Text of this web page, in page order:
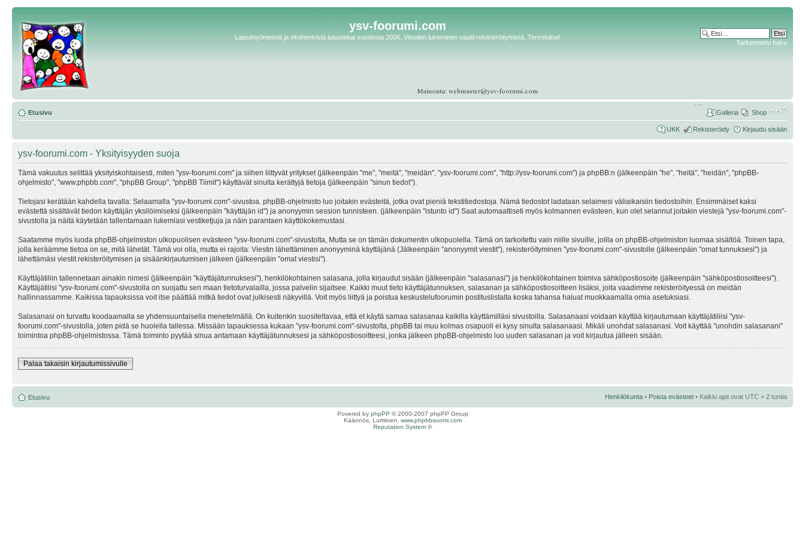
ysv-foorumi.com
Lapsimyönteistä ja ekohenkistä jutustelua vuodesta 2006. Viestien lukeminen vaatii rekisteröitymistä. Tervetuloa!
Tarkennettu haku
Etusivu Shop
Galleria
UKK Rekisteröidy Kirjaudu sisään
ysv-foorumi.com - Yksityisyyden suoja
Tämä vakuutus selittää yksityiskohtaisesti, miten "ysv-foorumi.com" ja siihen liittyvät yritykset (jälkeenpäin "me", "meitä", "meidän", "ysv-foorumi.com", "http://ysv-foorumi.com") ja phpBB:n (jälkeenpäin "he", "heitä", "heidän", "phpBB-
ohjelmisto", "www.phpbb.com", "phpBB Group", "phpBB Tiimit") käyttävät sinulta kerättyjä tietoja (jälkeenpäin "sinun tiedot").
Tietojasi kerätään kahdella tavalla: Selaamalla "ysv-foorumi.com"-sivustoa. phpBB-ohjelmisto luo joitakin evästeitä, jotka ovat pieniä tekstitiedostoja. Nämä tiedostot ladataan selaimesi väliaikaisiin tiedostoihin. Ensimmäiset kaksi
evästettä sisältävät tiedon käyttäjän yksilöimiseksi (jälkeenpäin "käyttäjän id") ja anonyymin session tunnisteen. (jälkeenpäin "istunto id") Saat automaattiseti myös kolmannen evästeen, kun olet selannut joitakin viestejä "ysv-foorumi.com"-
sivustolla ja näitä käytetään tallentamaan lukemiasi vestiketjuja ja näin parantaen käyttökokemustasi.
Saatamme myös luoda phpBB-ohjelmiston ulkopuolisen evästeen "ysv-foorumi.com"-sivustolta, Mutta se on tämän dokumentin ulkopuolella. Tämä on tarkoitettu vain niille sivuille, joilla on phpBB-ohjelmiston luomaa sisältöä. Toinen tapa,
jolla keräämme tietoa on se, mitä lähetät. Tämä voi olla, mutta ei rajoita: Viestin lähettäminen anonyyminä käyttäjänä (Jälkeenpäin "anonyymit viestit"), rekisteröityminen "ysv-foorumi.com"-sivustolle (jälkeenpäin "omat tunnuksesi") ja
lähettämäsi viestit rekisteröitymisen ja sisäänkirjautumisen jälkeen (jälkeenpäin "omat viestisi").
Käyttäjätiliin tallennetaan ainakin nimesi (jälkeenpäin "käyttäjätunnuksesi"), henkilökohtainen salasana, jolla kirjaudut sisään (jälkeenpäin "salasanasi") ja henkilökohtainen toimiva sähköpostiosoite (jälkeenpäin "sähköpostiosoitteesi").
Käyttäjätilisi "ysv-foorumi.com"-sivustolla on suojattu sen maan tietoturvalailla, jossa palvelin sijaitsee. Kaikki muut tieto käyttäjätunnuksen, salasanan ja sähköpostiosoitteen lisäksi, joita vaadimme rekisteröityessä on meidän
hallinnassamme. Kaikissa tapauksissa voit itse päättää mitkä tiedot ovat julkisesti näkyvillä. Voit myös liittyä ja poistua keskustelufoorumin postituslistalta koska tahansa haluat muokkaamalla omia asetuksiasi.
Salasanasi on turvattu koodaamalla se yhdensuuntaisella menetelmällä. On kuitenkin suositeltavaa, että et käytä samaa salasanaa kaikilla käyttämilläsi sivustoilla. Salasanaasi voidaan käyttää kirjautumaan käyttäjätiliisi "ysv-
foorumi.com"-sivustolla, joten pidä se huolella tallessa. Missään tapauksessa kukaan "ysv-foorumi.com"-sivustolta, phpBB tai muu kolmas osapuoli ei kysy sinulta salasanaasi. Mikäli unohdat salasanasi. Voit käyttää "unohdin salasanani"
toimintoa phpBB-ohjelmistossa. Tämä toiminto pyytää sinua antamaan käyttäjätunnuksesi ja sähköpostiosoitteesi, jonka jälkeen phpBB-ohjelmisto luo uuden salasanan ja voit kirjautua jälleen sisään.
Palaa takaisin kirjautumissivulle
Etusivu Henkilökunta • Poista evästeet • Kaikki ajat ovat UTC + 2 tuntia
Povered by phpPP © 2000-2007 phpPP Group
Käännös, Lurttinen, www.phpbbsuomi.com
Reputation System ©